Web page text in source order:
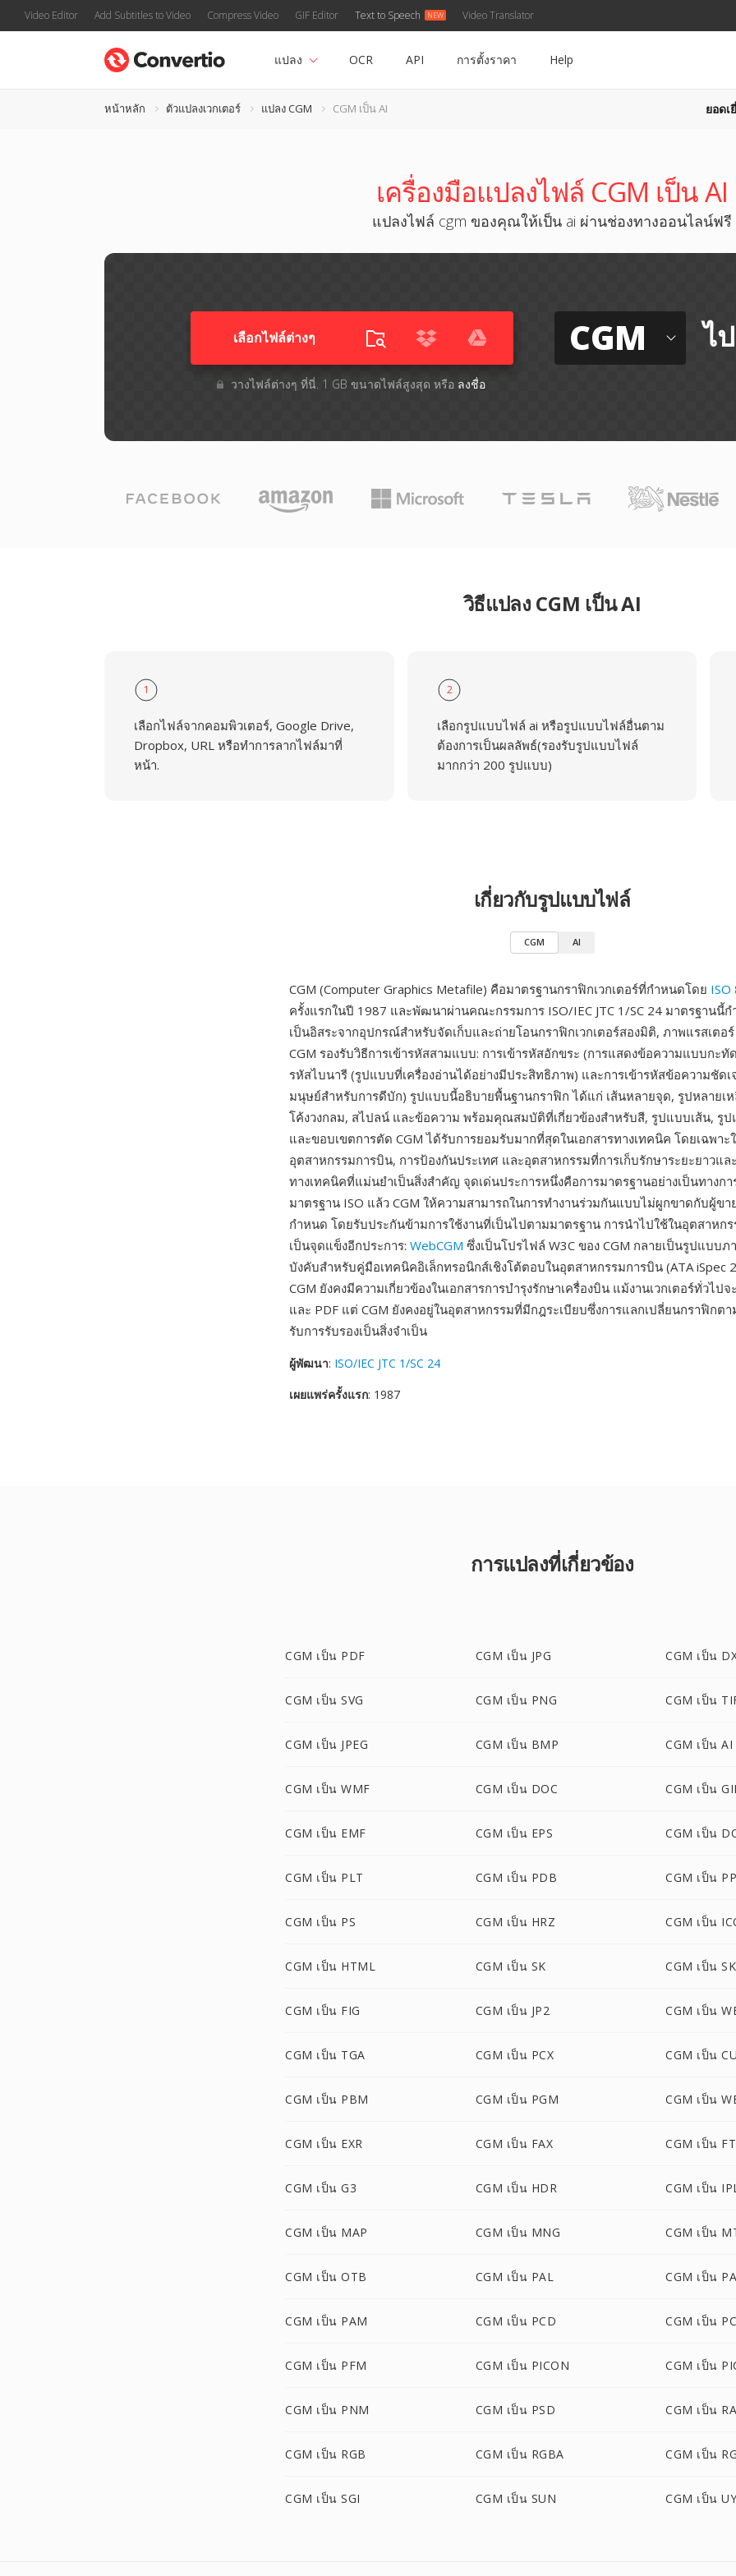
Video Editor Add Subtitles to Video Compress Video GIF Editor Text to Speech Video Translator
แปลง OCR API การตั้งราคา Help
หน้าหลัก ตัวแปลงเวกเตอร์ แปลง CGM CGM เป็น AI ยอดเ
เครื่องมือแปลงไฟล์ CGM เป็น AI
แปลงไฟล์ cgm ของคุณให้เป็น ai ผ่านช่องทางออนไลน์ฟรี
เลือกไฟล์ต่างๆ​
วางไฟล์ต่างๆ​ ที่นี่. 1 GB ขนาดไฟล์สูงสุด หรือ ลงชื่อ
CGM ไ
วิธีแปลง CGM เป็น AI
1
เลือกไฟล์จากคอมพิวเตอร์, Google Drive,
Dropbox, URL หรือทำการลากไฟล์มาที่
หน้า.
2
เลือกรูปแบบไฟล์ ai หรือรูปแบบไฟล์อื่นตาม
ต้องการเป็นผลลัพธ์(รองรับรูปแบบไฟล์
มากกว่า 200 รูปแบบ)
เกี่ยวกับรูปแบบไฟล์
CGM AI
CGM (Computer Graphics Metafile) คือมาตรฐานกราฟิกเวกเตอร์ที่กำหนดโดย ISO
ครั้งแรกในปี 1987 และพัฒนาผ่านคณะกรรมการ ISO/IEC JTC 1/SC 24 มาตรฐานนี้
เป็นอิสระจากอุปกรณ์สำหรับจัดเก็บและถ่ายโอนกราฟิกเวกเตอร์สองมิติ, ภาพแรสเตอ
CGM รองรับวิธีการเข้ารหัสสามแบบ: การเข้ารหัสอักขระ (การแสดงข้อความแบบกะทั
รหัสไบนารี (รูปแบบที่เครื่องอ่านได้อย่างมีประสิทธิภาพ) และการเข้ารหัสข้อความชัด
มนุษย์สำหรับการดีบัก) รูปแบบนี้อธิบายพื้นฐานกราฟิก ได้แก่ เส้นหลายจุด, รูปหลายเห
โค้งวงกลม, สไปลน์ และข้อความ พร้อมคุณสมบัติที่เกี่ยวข้องสำหรับสี, รูปแบบเส้น, รูป
และขอบเขตการตัด CGM ได้รับการยอมรับมากที่สุดในเอกสารทางเทคนิค โดยเฉพาะ
อุตสาหกรรมการบิน, การป้องกันประเทศ และอุตสาหกรรมที่การเก็บรักษาระยะยาวแ
ทางเทคนิคที่แม่นยำเป็นสิ่งสำคัญ จุดเด่นประการหนึ่งคือการมาตรฐานอย่างเป็นทางก
มาตรฐาน ISO แล้ว CGM ให้ความสามารถในการทำงานร่วมกันแบบไม่ผูกขาดกับผู้ขา
กำหนด โดยรับประกันข้ามการใช้งานที่เป็นไปตามมาตรฐาน การนำไปใช้ในอุตสาหกร
เป็นจุดแข็งอีกประการ: WebCGM ซึ่งเป็นโปรไฟล์ W3C ของ CGM กลายเป็นรูปแบบภ
บังคับสำหรับคู่มือเทคนิคอิเล็กทรอนิกส์เชิงโต้ตอบในอุตสาหกรรมการบิน (ATA iSpec
CGM ยังคงมีความเกี่ยวข้องในเอกสารการบำรุงรักษาเครื่องบิน แม้งานเวกเตอร์ทั่วไปจ
และ PDF แต่ CGM ยังคงอยู่ในอุตสาหกรรมที่มีกฎระเบียบซึ่งการแลกเปลี่ยนกราฟิกต
รับการรับรองเป็นสิ่งจำเป็น
ผู้พัฒนา: ISO/IEC JTC 1/SC 24
เผยแพร่ครั้งแรก: 1987
การแปลงที่เกี่ยวข้อง
CGM เป็น PDF CGM เป็น JPG CGM เป็น
CGM เป็น SVG CGM เป็น PNG CGM เป็น
CGM เป็น JPEG CGM เป็น BMP CGM เป็น AI
CGM เป็น WMF CGM เป็น DOC CGM เป็น
CGM เป็น EMF CGM เป็น EPS CGM เป็น
CGM เป็น PLT CGM เป็น PDB CGM เป็น
CGM เป็น PS CGM เป็น HRZ CGM เป็น
CGM เป็น HTML CGM เป็น SK CGM เป็น
CGM เป็น FIG CGM เป็น JP2 CGM เป็น
CGM เป็น TGA CGM เป็น PCX CGM เป็น
CGM เป็น PBM CGM เป็น PGM CGM เป็น
CGM เป็น EXR CGM เป็น FAX CGM เป็น
CGM เป็น G3 CGM เป็น HDR CGM เป็น
CGM เป็น MAP CGM เป็น MNG CGM เป็น
CGM เป็น OTB CGM เป็น PAL CGM เป็น
CGM เป็น PAM CGM เป็น PCD CGM เป็น
CGM เป็น PFM CGM เป็น PICON CGM เป็น
CGM เป็น PNM CGM เป็น PSD CGM เป็น
CGM เป็น RGB CGM เป็น RGBA CGM เป็น
CGM เป็น SGI CGM เป็น SUN CGM เป็น